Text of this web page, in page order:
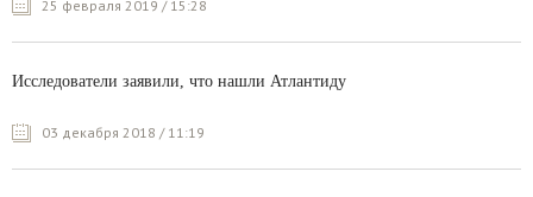
25 февраля 2019 / 15:28
Исследователи заявили, что нашли Атлантиду
03 декабря 2018 / 11:19